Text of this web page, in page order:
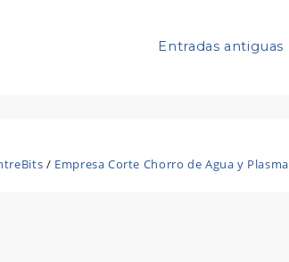
Entradas antiguas
/ Empresa Corte Chorro de Agua y Plasma